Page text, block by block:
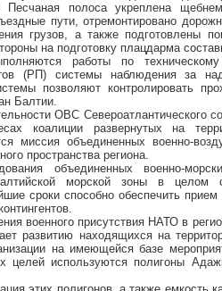
полоса укреплена
пути, отремонтировано
грузов, а также подготовлены
на подготовку плацдарма
работы по
(РП) системы наблюдения за
позволяют контролировать
Балтии.
ОВС Североатлантического
коалиции развернутых на
миссия объединенных военно-
пространства региона.
объединенных военно-
морской зоны в целом
сроки способно обеспечить
военного присутствия НАТО в
развитию находящихся на
на имеющейся базе
целей используются полигоны